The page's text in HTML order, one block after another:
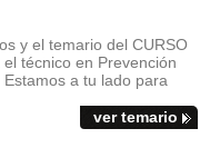
y el temario del CURSO
técnico en Prevención
a tu lado para
ver temario